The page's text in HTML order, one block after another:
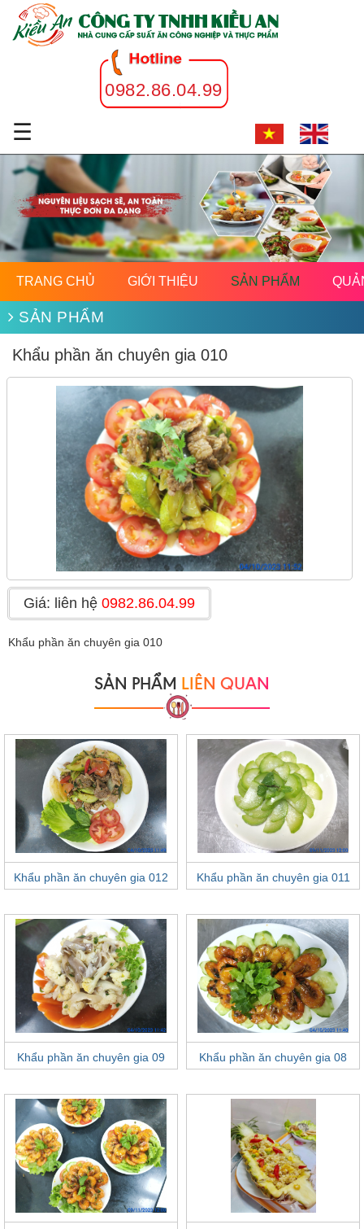
0982.86.04.99
☰
TRANG CHỦ GIỚI THIỆU SẢN PHẨM
SẢN PHẨM
Khẩu phần ăn chuyên gia 010
Giá: liên hệ 0982.86.04.99
Khẩu phần ăn chuyên gia 010
SẢN PHẨM LIÊN QUAN
Khẩu phần ăn chuyên gia 012 Khẩu phần ăn chuyên gia 011
Khẩu phần ăn chuyên gia 09 Khẩu phần ăn chuyên gia 08